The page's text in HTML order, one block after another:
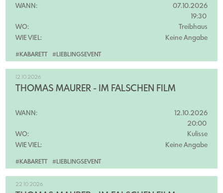
#KABARETT #LIEBLINGSEVENT
WANN:
07.10.2026
19:30
WO:
Treibhaus
WIE VIEL:
Keine Angabe
#KABARETT #LIEBLINGSEVENT
12.10.2026
THOMAS MAURER - IM FALSCHEN FILM
WANN:
12.10.2026
20:00
WO:
Kulisse
WIE VIEL:
Keine Angabe
22.10.2026